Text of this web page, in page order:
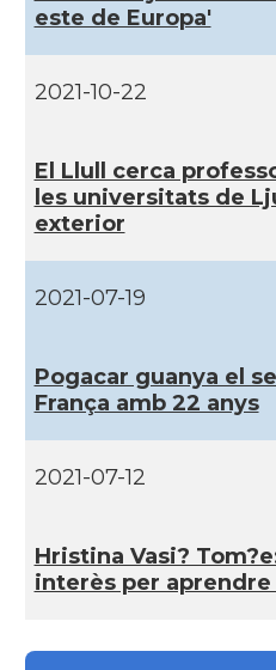
este de Europa'
2021-10-22
El Llull cerca
les universitats de
exterior
2021-07-19
Pogacar guanya el
França amb 22 anys
2021-07-12
Hristina Vasi?
interès per